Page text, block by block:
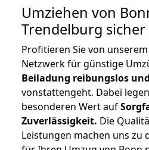
Umziehen von
Trendelburg
Profitieren Sie von
Netzwerk für günstige
Beiladung reibungslos
vonstattengeht. Dabei
besonderen Wert auf
Zuverlässigkeit. Die
Leistungen machen uns zu